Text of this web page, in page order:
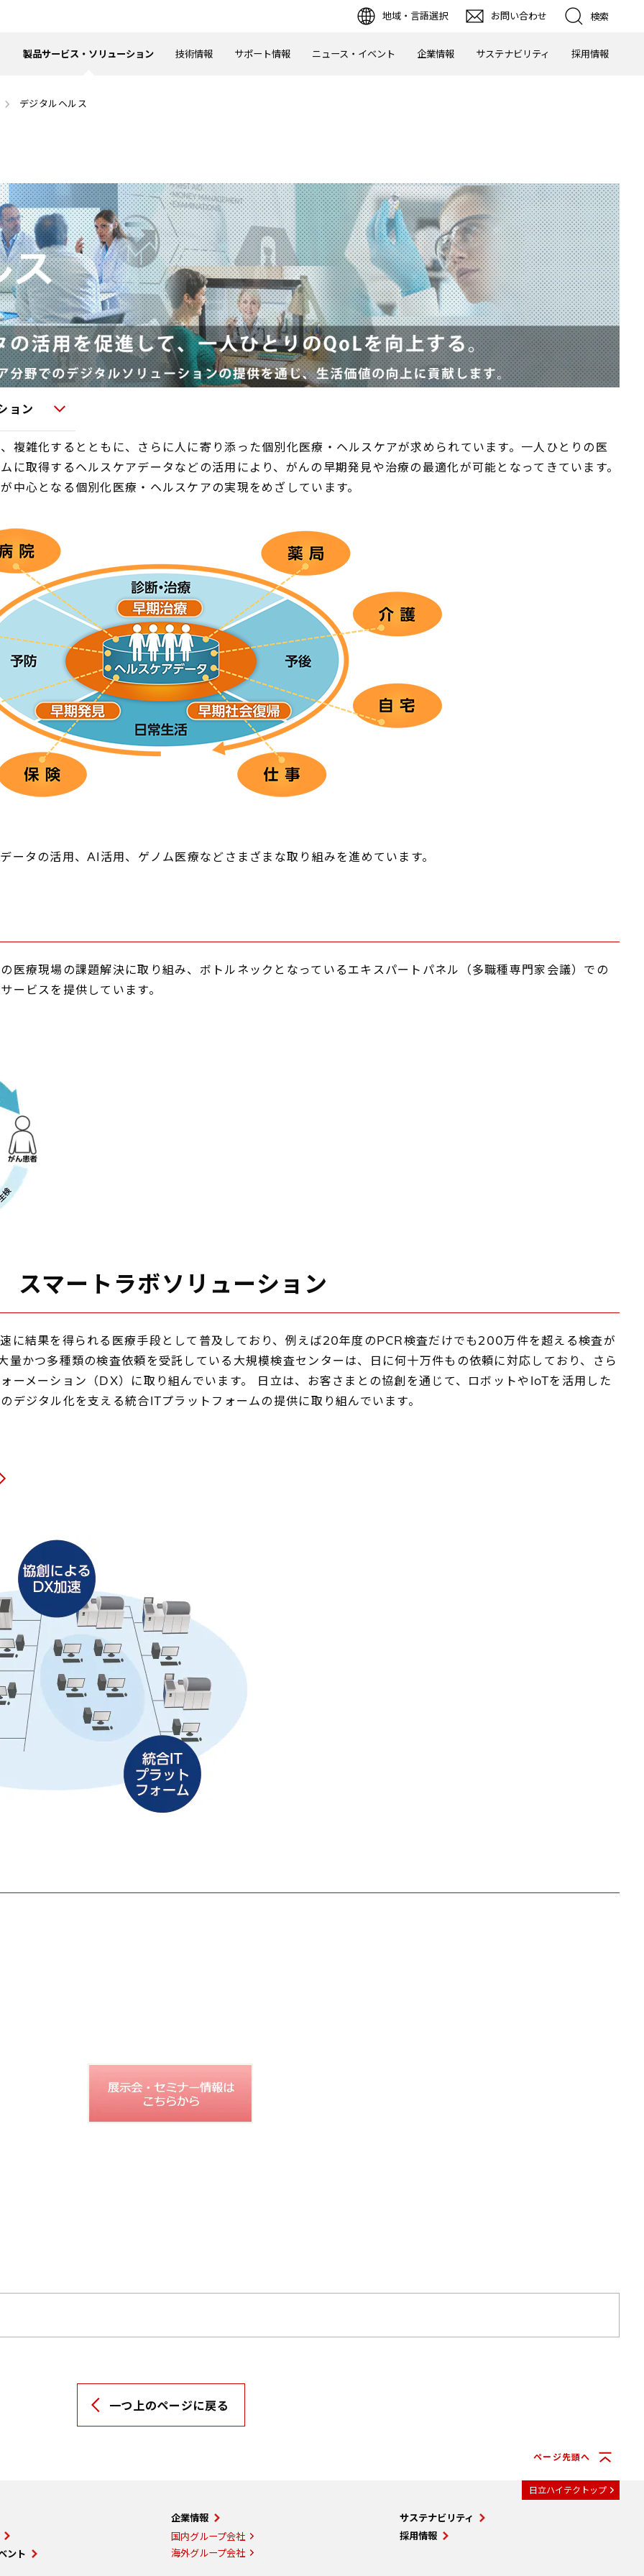
地域・言語選択 お問い合わせ 検索
製品サービス・ソリューション 技術情報 サポート情報 ニュース・イベント 企業情報 サステナビリティ 採用情報
デジタルヘルス
ョン
複雑化するとともに、さらに人に寄り添った個別化医療・ヘルスケアが求められています。一人ひとりの医
に取得するヘルスケアデータなどの活用により、がんの早期発見や治療の最適化が可能となってきています。
心となる個別化医療・ヘルスケアの実現をめざしています。
ータの活用、AI活用、ゲノム医療などさまざまな取り組みを進めています。
医療現場の課題解決に取り組み、ボトルネックとなっているエキスパートパネル（多職種専門家会議）での
ービスを提供しています。
マートラボソリューション
に結果を得られる医療手段として普及しており、例えば20年度のPCR検査だけでも200万件を超える検査が
かつ多種類の検査依頼を受託している大規模検査センターは、日に何十万件もの依頼に対応しており、さら
ーメーション（DX）に取り組んでいます。 日立は、お客さまとの協創を通じて、ロボットやIoTを活用した
ジタル化を支える統合ITプラットフォームの提供に取り組んでいます。
一つ上のページに戻る
ページ先頭へ
日立ハイテクトップ
ント
企業情報
国内グループ会社
海外グループ会社
サステナビリティ
採用情報